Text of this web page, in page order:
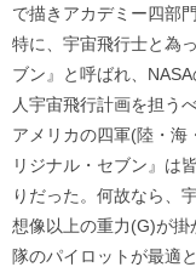
で描きアカデミー四部
特に、宇宙飛行士と為
ブン』と呼ばれ、
人宇宙飛行計画を担う
アメリカの四軍(陸・海
リジナル・セブン』は
りだった。何故なら、
想像以上の重力(G)が
隊のパイロットが最適